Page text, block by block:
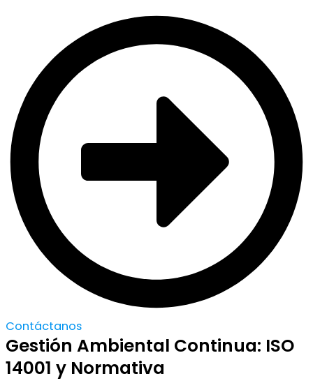
Contáctanos
Gestión Ambiental Continua: ISO
14001 y Normativa